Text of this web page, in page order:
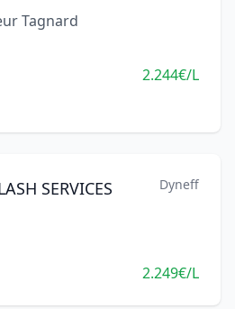
Tagnard
2.244€/L
SERVICES Dyneff
2.249€/L